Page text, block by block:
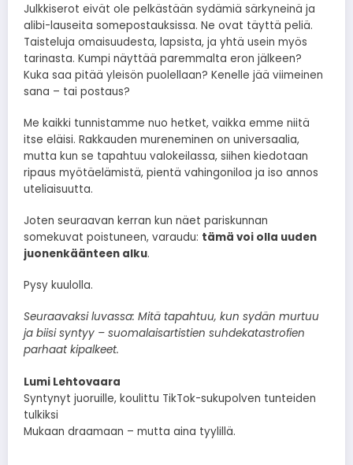
Julkkiserot eivät ole pelkästään sydämiä särkyneinä ja
alibi-lauseita somepostauksissa. Ne ovat täyttä peliä.
Taisteluja omaisuudesta, lapsista, ja yhtä usein myös
tarinasta. Kumpi näyttää paremmalta eron jälkeen?
Kuka saa pitää yleisön puolellaan? Kenelle jää viimeinen
sana – tai postaus?
Me kaikki tunnistamme nuo hetket, vaikka emme niitä
itse eläisi. Rakkauden mureneminen on universaalia,
mutta kun se tapahtuu valokeilassa, siihen kiedotaan
ripaus myötäelämistä, pientä vahingoniloa ja iso annos
uteliaisuutta.
Joten seuraavan kerran kun näet pariskunnan
somekuvat poistuneen, varaudu: tämä voi olla uuden
juonenkäänteen alku.
Pysy kuulolla.
Seuraavaksi luvassa: Mitä tapahtuu, kun sydän murtuu
ja biisi syntyy – suomalaisartistien suhdekatas­trofien
parhaat kipalkeet.
Lumi Lehtovaara
Syntynyt juoruille, koulittu TikTok-sukupolven tunteiden
tulkiksi
Mukaan draamaan – mutta aina tyylillä.